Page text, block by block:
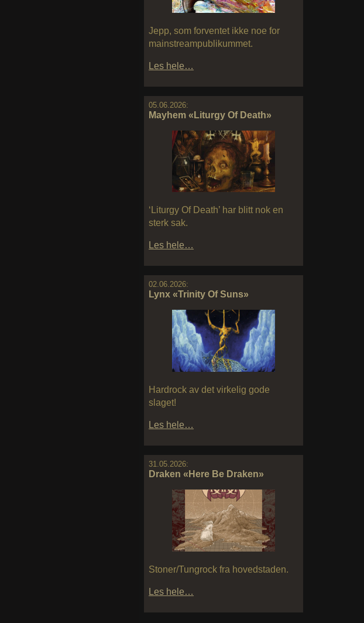
Jepp, som forventet ikke noe for
mainstreampublikummet.
Les hele…
05.06.2026:
Mayhem «Liturgy Of Death»
‘Liturgy Of Death’ har blitt nok en
sterk sak.
Les hele…
02.06.2026:
Lynx «Trinity Of Suns»
Hardrock av det virkelig gode
slaget!
Les hele…
31.05.2026:
Draken «Here Be Draken»
Stoner/Tungrock fra hovedstaden.
Les hele…